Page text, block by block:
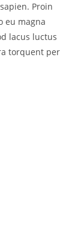
Proin
eu magna
lacus luctus
torquent per